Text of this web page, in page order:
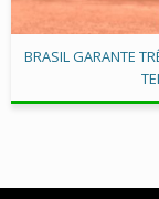
BRASIL GARANTE